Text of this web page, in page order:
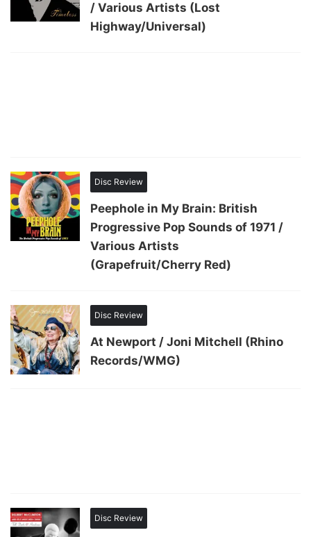
/ Various Artists (Lost
Highway/Universal)
Disc Review
Peephole in My Brain: British
Progressive Pop Sounds of 1971 /
Various Artists
(Grapefruit/Cherry Red)
Disc Review
At Newport / Joni Mitchell (Rhino
Records/WMG)
Disc Review